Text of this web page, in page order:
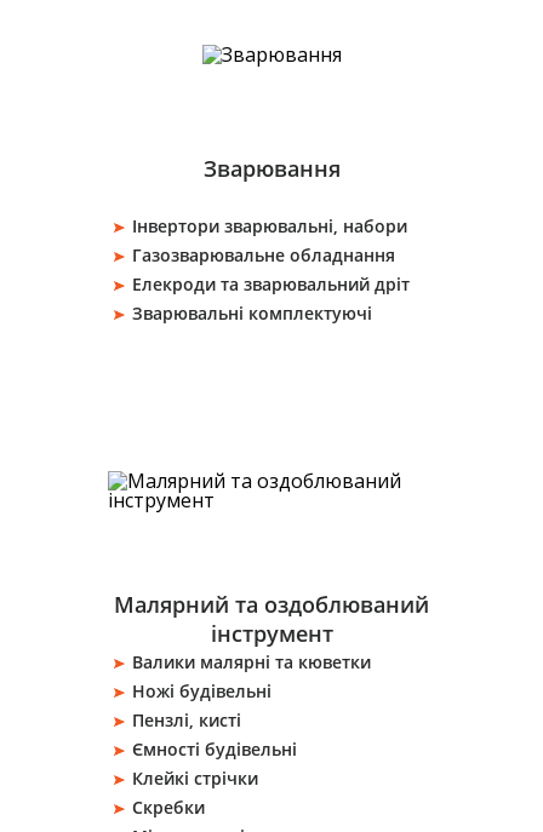
Зварювання
Інвертори зварювальні, набори
Газозварювальне обладнання
Елекроди та зварювальний дріт
Зварювальні комплектуючі
Малярний та оздоблюваний
інструмент
Валики малярні та кюветки
Ножі будівельні
Пензлі, кисті
Ємності будівельні
Клейкі стрічки
Скребки